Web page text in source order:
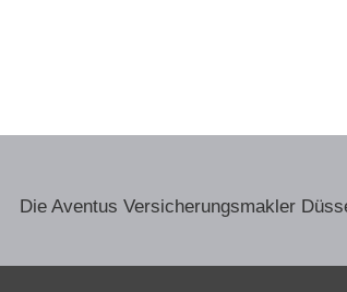
Die Aventus Ver­sicherungs­makler